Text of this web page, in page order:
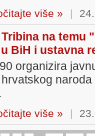
više » |
Tribina na temu
BiH i ustavna
organizira
više » |